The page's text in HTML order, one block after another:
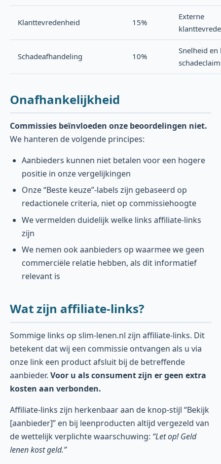
Klanttevredenheid 15%
Externe
Schadeafhandeling 10%
Snelheid
Onafhankelijkheid
Commissies beïnvloeden onze beoordelingen niet.
We hanteren de volgende principes:
Aanbieders kunnen niet betalen voor een hogere
positie in onze vergelijkingen
Onze “Beste keuze”-labels zijn gebaseerd op
redactionele criteria, niet op commissiehoogte
We vermelden duidelijk welke links affiliate-links
zijn
We nemen ook aanbieders op waarmee we geen
commerciële relatie hebben, als dit informatief
relevant is
Wat zijn affiliate-links?
Sommige links op slim-lenen.nl zijn affiliate-links. Dit
betekent dat wij een commissie ontvangen als u via
onze link een product afsluit bij de betreffende
aanbieder. Voor u als consument zijn er geen extra
kosten aan verbonden.
Affiliate-links zijn herkenbaar aan de knop-stijl “Bekijk
[aanbieder]” en bij leenproducten altijd vergezeld van
de wettelijk verplichte waarschuwing: “Let op! Geld
lenen kost geld.”